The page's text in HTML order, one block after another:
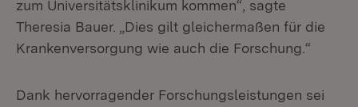
zum Universitätsklinikum kommen“, sagte
Theresia Bauer. „Dies gilt gleichermaßen für die
Krankenversorgung wie auch die Forschung.“
Dank hervorragender Forschungsleistungen sei